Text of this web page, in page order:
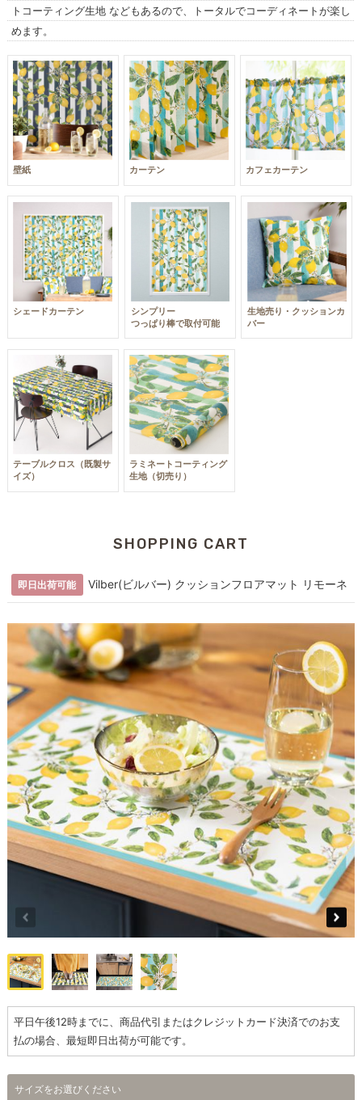
トコーティング生地 などもあるので、トータルでコーディネートが楽し
めます。
壁紙 カーテン カフェカーテン
シェードカーテン
シンプリー
つっぱり棒で取付可能
生地売り・クッションカ
バー
テーブルクロス（既製サ
イズ）
ラミネートコーティング
生地（切売り）
SHOPPING CART
即日出荷可能 Vilber(ビルバー) クッションフロアマット リモーネ
平日午後12時までに、商品代引またはクレジットカード決済でのお支
払の場合、最短即日出荷が可能です。
サイズをお選びください